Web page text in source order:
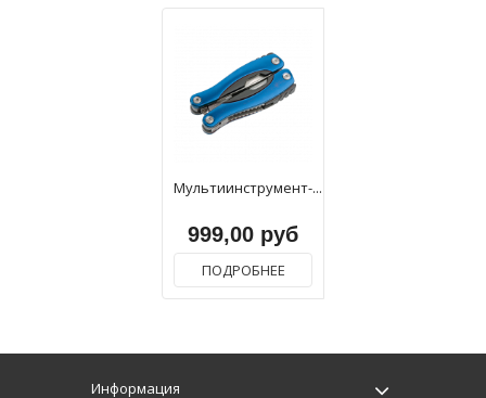
Мультиинструмент-...
999,00 руб
ПОДРОБНЕЕ
Информация